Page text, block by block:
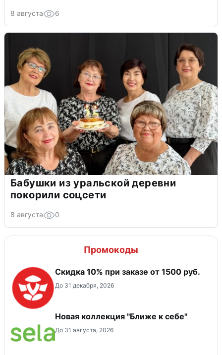
8 августа 6
Бабушки из уральской деревни
покорили соцсети
8 августа 0
Промокоды
Скидка 10% при заказе от 1500 руб.
До 31 декабря, 2026
Новая коллекция "Ближе к себе"
До 31 августа, 2026